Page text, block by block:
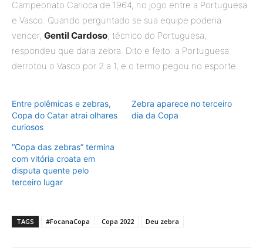
Campeonato Carioca de 1964, no jogo entre a Portuguesa
e Vasco. Quando perguntado se sua equipe poderia
vencer, Gentil Cardoso, técnico do Portuguesa,
respondeu que daria zebra. Dito e feito: a Portuguesa
derrotou o Vasco por 2 a 1, e o termo pegou no esporte.
Entre polêmicas e zebras,
Copa do Catar atrai olhares
curiosos
Zebra aparece no terceiro
dia da Copa
“Copa das zebras” termina
com vitória croata em
disputa quente pelo
terceiro lugar
TAGS #FocanaCopa Copa 2022 Deu zebra